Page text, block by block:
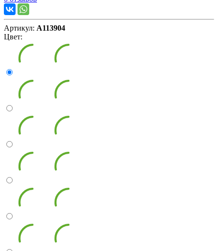
Артикул: А113904
Цвет: